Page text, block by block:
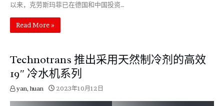
以来，克劳斯玛菲已在德国和中国投资…
Read More »
Technotrans 推出采用天然制冷剂的高效
19″ 冷水机系列
yan, huan 2023年10月12日